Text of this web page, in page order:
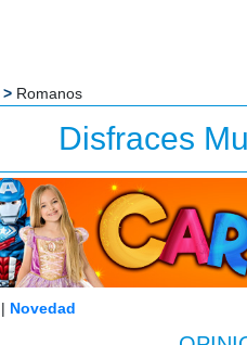
>Romanos
Disfraces
| Novedad